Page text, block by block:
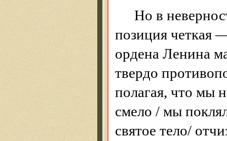
Но в
позиция четкая
ордена Ленина
твердо
полагая, что мы
смело / мы
святое тело/